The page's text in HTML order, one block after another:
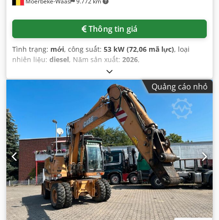
Thông tin giá
Tình trạng: mới, công suất: 53 kW (72,06 mã lực), loại
nhiên liệu: diesel, Năm sản xuất: 2026,
Quảng cáo nhỏ